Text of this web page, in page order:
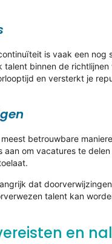
is vaak een
binnen de
en versterkt je
betrouwbare
om vacatures te
dat
talent kan
en